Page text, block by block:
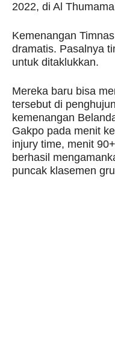
2022, di Al
Kemenangan
dramatis. Pasalnya
untuk ditaklukkan.
Mereka baru bisa
tersebut di
kemenangan
Gakpo pada menit
injury time, menit
berhasil
puncak klasemen